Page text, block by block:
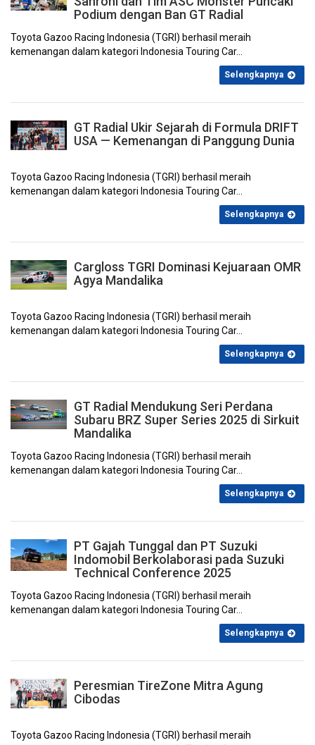
Juni 2023 Mei 2023 April 2023 Maret 2023
Februari 2023
Oktober 2022 September 2022 Agustus 2022 Juli 2022
November 2021
Oktober 2021 September 2021 Juli 2021 Juni 2021
Podium dengan Ban GT Radial
Toyota Gazoo Racing Indonesia (TGRI) berhasil meraih
kemenangan dalam kategori Indonesia Touring Car...
Selengkapnya
GT Radial Ukir Sejarah di Formula DRIFT
USA — Kemenangan di Panggung Dunia
Toyota Gazoo Racing Indonesia (TGRI) berhasil meraih
kemenangan dalam kategori Indonesia Touring Car...
Selengkapnya
Cargloss TGRI Dominasi Kejuaraan OMR
Agya Mandalika
Toyota Gazoo Racing Indonesia (TGRI) berhasil meraih
kemenangan dalam kategori Indonesia Touring Car...
Selengkapnya
GT Radial Mendukung Seri Perdana
Subaru BRZ Super Series 2025 di Sirkuit
Mandalika
Toyota Gazoo Racing Indonesia (TGRI) berhasil meraih
kemenangan dalam kategori Indonesia Touring Car...
Selengkapnya
PT Gajah Tunggal dan PT Suzuki
Indomobil Berkolaborasi pada Suzuki
Technical Conference 2025
Toyota Gazoo Racing Indonesia (TGRI) berhasil meraih
kemenangan dalam kategori Indonesia Touring Car...
Selengkapnya
Peresmian TireZone Mitra Agung
Cibodas
Toyota Gazoo Racing Indonesia (TGRI) berhasil meraih